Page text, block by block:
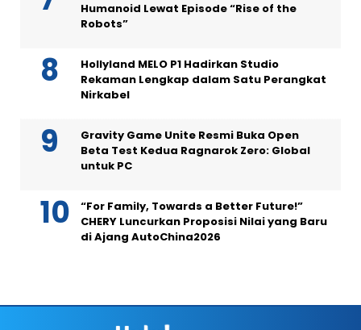
Humanoid Lewat Episode “Rise of the
Robots”
Hollyland MELO P1 Hadirkan Studio
Rekaman Lengkap dalam Satu Perangkat
Nirkabel
Gravity Game Unite Resmi Buka Open
Beta Test Kedua Ragnarok Zero: Global
untuk PC
“For Family, Towards a Better Future!”
CHERY Luncurkan Proposisi Nilai yang Baru
di Ajang AutoChina2026